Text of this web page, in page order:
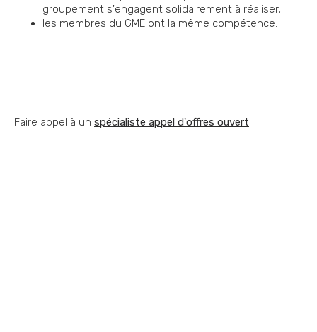
groupement s'engagent solidairement à réaliser;
les membres du GME ont la même compétence.
Faire appel à un spécialiste appel d'offres ouvert